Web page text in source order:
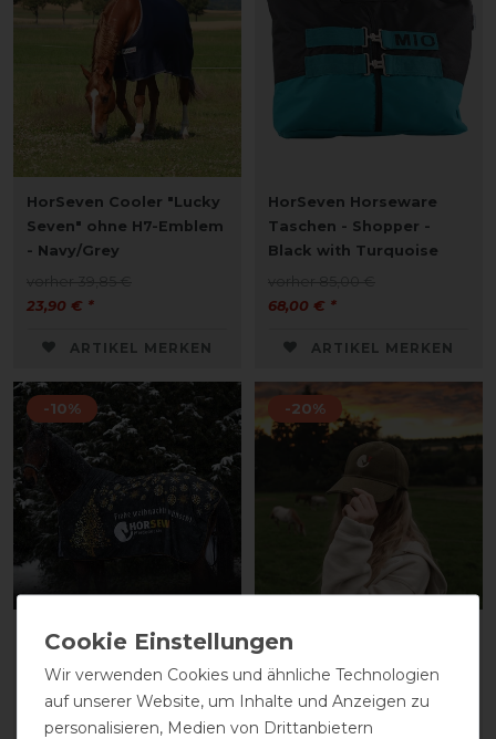
HorSeven Cooler "Lucky
Seven" ohne H7-Emblem
- Navy/Grey
23,90 € *
ARTIKEL MERKEN
HorSeven Horseware
Taschen - Shopper -
Black with Turquoise
68,00 € *
ARTIKEL MERKEN
-10%
Bucas Weihnachtsdecke
Edition
-20%
HorSeven Sandwich Cap
Wir verwenden Cookies und ähnliche Technologien
auf unserer Website, um Inhalte und Anzeigen zu
personalisieren, Medien von Drittanbietern